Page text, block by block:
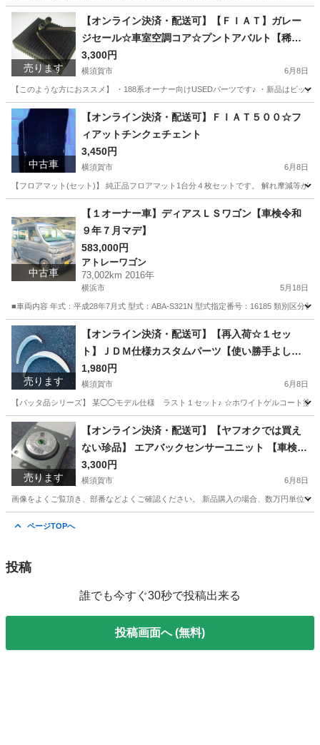
神奈川 横須賀市 パーツ エアバック
売ります
【オンライン決済・配送可】【ＦＩＡＴ】ガレー
ジセール☆車室空調コア☆プントアバルト【稀少
イタ車部品】
3,300円
横須賀市 6月8日
【このような方におススメ】 ・188系オーナー向けUSEDパーツです♪ ・新品はビッ
神奈川 横須賀市 パーツ 不凍液
中古車
【オンライン決済・配送可】ＦＩＡＴ５００☆フ
ィアットチンクェチェント
3,450円
横須賀市 6月8日
【フロアマット(セット)】 純正品フロアマット1台分４枚セットです。 解れ摩減等が
横須賀市 その他 FIAT
中古車
【１オーナー車】ディアスＬＳワゴン【車検令和
９年７月マデ】
583,000円
アトレーワゴン
73,002km 2016年
横浜市 5月18日
■車両内容 年式：平成28年7月式 型式：ABA-S321N 型式指定番号：16185 類別区分
神奈川 横浜市 アトレーワゴン 車両
売ります
【オンライン決済・配送可】【再入荷☆１セッ
ト】ＪＤＭ仕様カスタムパーツ【使い勝手よし！
汎用タイプ】オーバーフェンダー
1,980円
横須賀市 6月8日
【バッタ品シリーズ】 某◯◯モデル仕様 ラスト１セット♪ ☆ホワイトゲルコート塗
神奈川 横須賀市 外装、車外用品 フェンダー
売ります
【オンライン決済・配送可】【ヤフオクでは買え
ない珍品】 エアバックセンサーユニット 【車検時
の警告灯対策等に】
3,300円
横須賀市 6月8日
画像をよくご覧頂き、部番などよくご確認ください。 新品購入の場合、数万円単位
ページTOPへ
投稿
誰でも今すぐ30秒で投稿出来る
投稿画面へ (無料)